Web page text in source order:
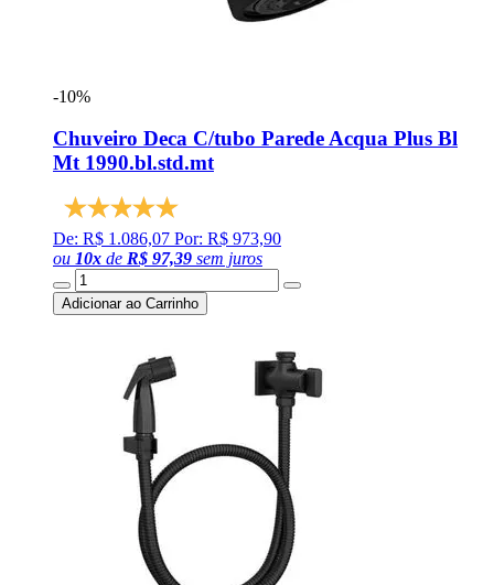
-10%
Chuveiro Deca C/tubo Parede Acqua Plus Bl
Mt 1990.bl.std.mt
De: R$ 1.086,07 Por: R$ 973,90
ou 10x de R$ 97,39 sem juros
Adicionar ao Carrinho